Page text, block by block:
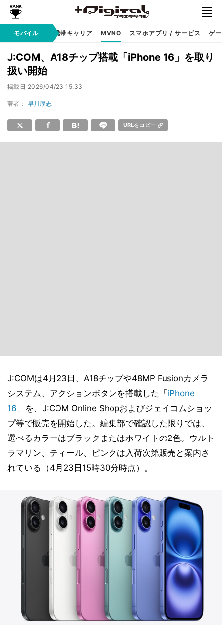
モバイル
Android 携帯キャリア MVNO スマホアプリ / サービス ゲ
J:COM、A18チップ搭載「iPhone 16」を取り
扱い開始
掲載日 2026/04/23 15:33
著者： 早川厚志
URLをコピー
J:COMは4月23日、A18チップや48MP Fusionカメラ
システム、アクションボタンを搭載した「 iPhone
16 」を、J:COM Online Shopおよびジェイコムショッ
プ等で販売を開始した。編集部で確認した限りでは、
選べるカラーはブラックまたはホワイトの2色。ウルト
ラマリン、ティール、ピンクは入荷次第販売と案内さ
れている（4月23日15時30分時点）。